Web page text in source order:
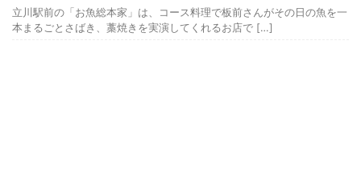
立川駅前の「お魚総本家」は、コース料理で板前さんがその日の魚を一
本まるごとさばき、藁焼きを実演してくれるお店で […]